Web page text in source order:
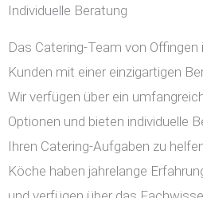
Individuelle Beratung
Das Catering-Team von
Kunden mit einer einzigartigen
Wir verfügen über ein
Optionen und bieten individuelle
Ihren Catering-Aufgaben zu
Köche haben jahrelange